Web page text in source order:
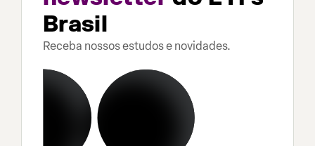
Brasil
Receba nossos estudos e novidades.